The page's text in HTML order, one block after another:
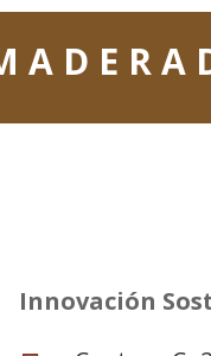
A D E R A
Innovación